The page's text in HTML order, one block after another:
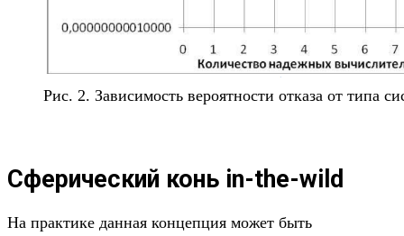
Рис. 2. Зависимость вероятности отказа от типа
Сферический конь in-the-wild
На практике данная концепция может быть